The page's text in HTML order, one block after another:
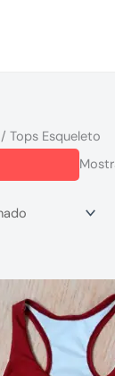
/ Tops Esqueleto